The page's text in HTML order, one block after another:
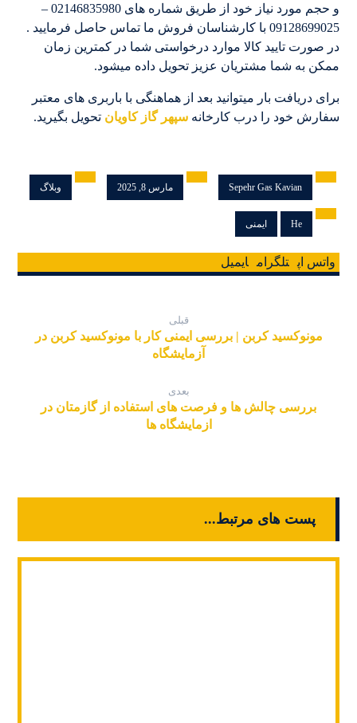
و حجم مورد نیاز خود از طریق شماره های 02146835980 –
09128699025 با کارشناسان فروش ما تماس حاصل فرمایید .
در صورت تایید کالا موارد درخواستی شما در کمترین زمان
ممکن به شما مشتریان عزیز تحویل داده میشود.
برای دریافت بار میتوانید بعد از هماهنگی با باربری های معتبر
سفارش خود را درب کارخانه سپهر گاز کاویان تحویل بگیرید.
Sepehr Gas Kavian مارس 8, 2025 وبلاگ
He ایمنی
واتس اپ تلگرام ایمیل
قبلی
مونوکسید کربن | بررسی ایمنی کار با مونوکسید کربن در
آزمایشگاه
بعدی
بررسی چالش ها و فرصت های استفاده از گازمتان در
ازمایشگاه ها
پست های مرتبط...